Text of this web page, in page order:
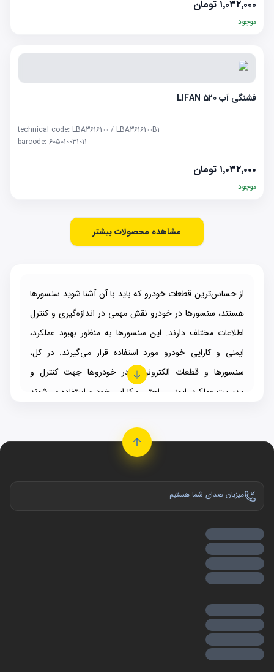
۱٬۰۳۲٬۰۰۰ تومان
موجود
فشنگی آب LIFAN 520
technical code: LBA3616100 / LBA3616100B1
barcode: 605010031011
۱٬۰۳۲٬۰۰۰ تومان
موجود
مشاهده محصولات بیشتر
از حساس‌ترین قطعات خودرو که باید با آن آشنا شوید سنسورها
هستند، سنسورها در خودرو نقش مهمی در اندازه‌گیری و کنترل
اطلاعات مختلف دارند. این سنسورها به منظور بهبود عملکرد،
ایمنی و کارایی خودرو مورد استفاده قرار می‌گیرند. در کل،
سنسورها و قطعات الکترونیکی در خودروها جهت کنترل و
مدیریت عملکرد، ایمنی، راحتی و کارایی خودرو استفاده می‌شوند
معرفی انواع سنسورهای خودرو
سنسورهای دما در خودروها برای اندازه‌گیری دما در قسمت‌های
نقاط دیگر را اندازه‌گیری می‌کنند. سپس این اطلاعات به سیستم
عملکرد خودرو را تنظیم کنند و در صورت لزوم هشدار به راننده
دهند.
2 . سنسور دمای موتور
این سنسور دمای روغن موتور را اندازه‌گیری می‌کند. دمای بهینه
موتور خودرو
میزبان صدای شما هستیم